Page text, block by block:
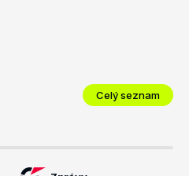
Celý seznam